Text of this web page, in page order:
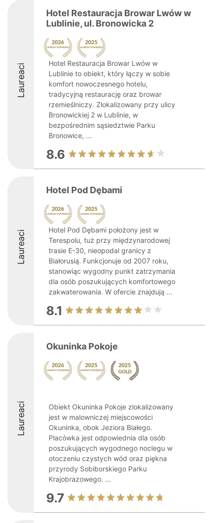
Laureaci
Hotel Restauracja Browar Lwów w
Lublinie, ul. Bronowicka 2
Hotel Restauracja Browar Lwów w
Lublinie to obiekt, który łączy w sobie
komfort nowoczesnego hotelu,
tradycyjną restaurację oraz browar
rzemieślniczy. Zlokalizowany przy ulicy
Bronowickiej 2 w Lublinie, w
bezpośrednim sąsiedztwie Parku
Bronowice, ...
8.6
Laureaci
Hotel Pod Dębami
Hotel Pod Dębami położony jest w
Terespolu, tuż przy międzynarodowej
trasie E-30, nieopodal granicy z
Białorusią. Funkcjonuje od 2007 roku,
stanowiąc wygodny punkt zatrzymania
dla osób poszukujących komfortowego
zakwaterowania. W ofercie znajdują ...
8.1
Laureaci
Okuninka Pokoje
Obiekt Okuninka Pokoje zlokalizowany
jest w malowniczej miejscowości
Okuninka, obok Jeziora Białego.
Placówka jest odpowiednia dla osób
poszukujących wygodnego noclegu w
otoczeniu czystych wód oraz piękna
przyrody Sobiborskiego Parku
Krajobrazowego. ...
9.7